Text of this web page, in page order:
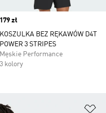
Price
179 zł
KOSZULKA BEZ RĘKAWÓW D4T
POWER 3 STRIPES
Męskie Performance
3 kolory